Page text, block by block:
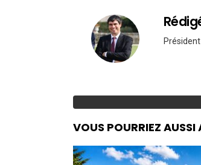
VOUS POURRIEZ AUSSI